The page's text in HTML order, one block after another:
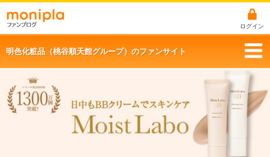
ログイン
明色化粧品（桃谷順天館グループ）のファンサイト